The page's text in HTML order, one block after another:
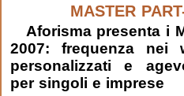
MASTER
Aforisma presenta i
2007: frequenza nei
personalizzati e
per singoli e imprese